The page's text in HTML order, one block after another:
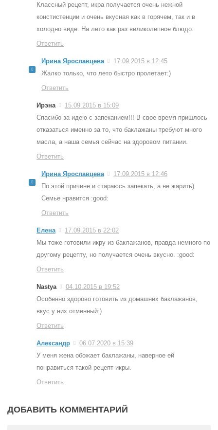
Классный рецепт, икра получается очень нежной
констистенции и очень вкусная как в горячем, так и в
холодно виде. На лето как раз великолепное блюдо.
Ответить
Ирина Ярославцева
17.09.2015 в 12:45
Жалко только, что лето быстро пролетает:)
Ответить
Ирэна
15.09.2015 в 15:09
Спасибо за идею с запеканием!!! В свое время пришлось
отказаться именно за то, что баклажаны требуют много
масла, а наша семья сейчас на здоровом питании.
Ответить
Ирина Ярославцева
17.09.2015 в 12:46
По этой причине и стараюсь запекать, а не жарить)
Семье нравится :good:
Ответить
Елена
17.09.2015 в 22:02
Мы тоже готовили икру из баклажанов, правда немного по
другому рецепту, но получается очень вкусно. :good:
Ответить
Nastya
04.10.2015 в 19:52
Особенно здорово готовить из домашних баклажанов,
вкус у них отменный:)
Ответить
Александр
06.07.2020 в 15:39
У меня жена обожает баклажаны, наверное ей
понравиться такой рецепт икры.
Ответить
ДОБАВИТЬ КОММЕНТАРИЙ